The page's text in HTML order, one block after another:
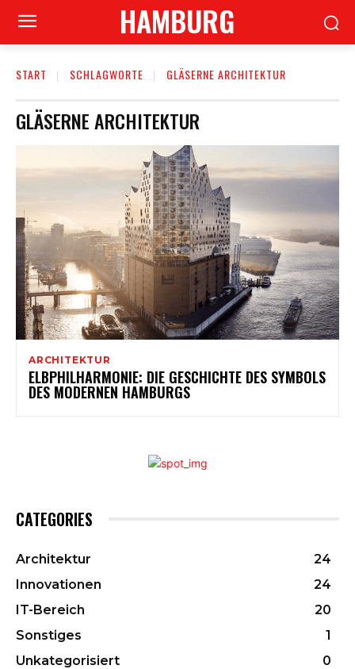
HAMBURG
START SCHLAGWORTE GLÄSERNE ARCHITEKTUR
GLÄSERNE ARCHITEKTUR
ARCHITEKTUR
ELBPHILHARMONIE: DIE GESCHICHTE DES SYMBOLS
DES MODERNEN HAMBURGS
CATEGORIES
Architektur
24
Innovationen
24
IT-Bereich
20
Sonstiges
1
Unkategorisiert
0